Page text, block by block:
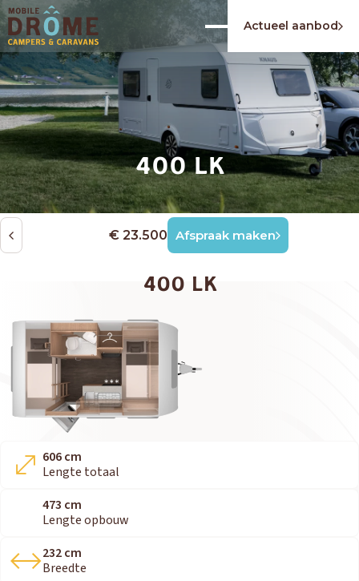
Actueel aanbod
400 LK
€ 23.500 Afspraak maken
400 LK
606 cm
Lengte totaal
473 cm
Lengte opbouw
232 cm
Breedte